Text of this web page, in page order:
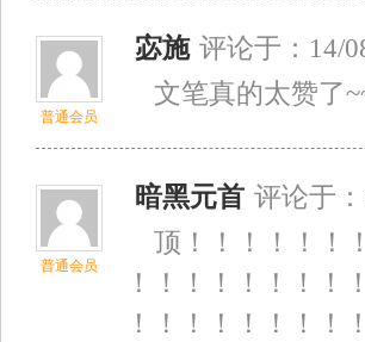
普通会员
宓施 评论于：14/
文笔真的太赞了
普通会员
暗黑元首 评论于
顶！！！！！！
！！！！！！！！
！！！！！！！！